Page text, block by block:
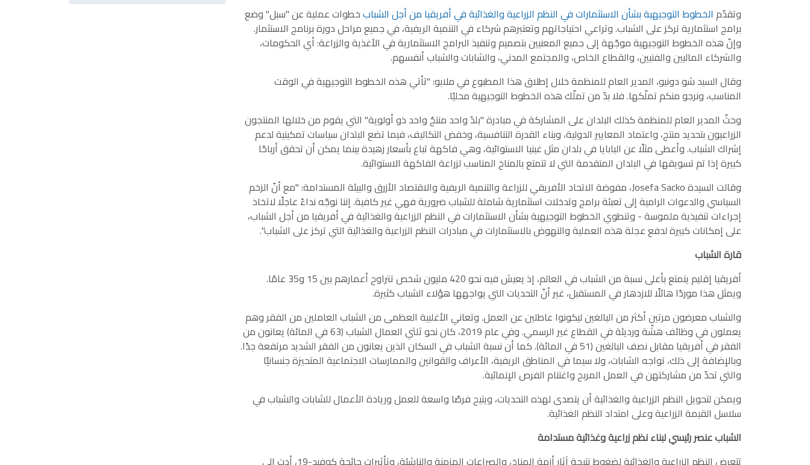
وتقدّم الخطوط التوجيهية بشأن الاستثمارات في النظم الزراعية والغذائية في أفريقيا من أجل الشبابخطوات عملية عن "سبل" وضع
برامج استثمارية تركز على الشباب. وتراعي احتياجاتهم وتعتبرهم شركاء في التنمية الريفية، في جميع مراحل دورة برنامج الاستثمار.
وإنّ هذه الخطوط التوجيهية موجّهة إلى جميع المعنيين بتصميم وتنفيذ البرامج الاستثمارية في الأغذية والزراعة: أي الحكومات،
والشركاء الماليين والفنيين، والقطاع الخاص، والمجتمع المدني، والشابات والشباب أنفسهم.
وقال السيد شو دونيو، المدير العام للمنظمة خلال إطلاق هذا المطبوع في ملابو: "تأتي هذه الخطوط التوجيهية في الوقت
المناسب، ونرجو منكم تملّكها. فلا بدّ من تملّك هذه الخطوط التوجيهية محليًا.
وحثّ المدير العام للمنظمة كذلك البلدان على المشاركة في مبادرة "بلدٌ واحد منتجٌ واحد ذو أولوية" التي يقوم من خلالها المنتجون
الزراعيون بتحديد منتج، واعتماد المعايير الدولية، وبناء القدرة التنافسية، وخفض التكاليف، فيما تضع البلدان سياسات تمكينية لدعم
إشراك الشباب. وأعطى مثلًا عن البابايا في بلدان مثل غينيا الاستوائية، وهي فاكهة تباع بأسعار زهيدة بينما يمكن أن تحقق أرباحًا
كبيرة إذا تم تسويقها في البلدان المتقدمة التي لا تتمتع بالمناخ المناسب لزراعة الفاكهة الاستوائية.
وقالت السيدة Josefa Sacko، مفوضة الاتحاد الأفريقي للزراعة والتنمية الريفية والاقتصاد الأزرق والبيئة المستدامة: "مع أنّ الزخم
السياسي والدعوات الرامية إلى تعبئة برامج وتدخلات استثمارية شاملة للشباب ضرورية فهي غير كافية. إننا نوجّه نداءً عاجلًا لاتخاذ
إجراءات تنفيذية ملموسة - وتنطوي الخطوط التوجيهية بشأن الاستثمارات في النظم الزراعية والغذائية في أفريقيا من أجل الشباب،
على إمكانات كبيرة لدفع عجلة هذه العملية والنهوض بالاستثمارات في مبادرات النظم الزراعية والغذائية التي تركز على الشباب".
قارة الشباب
أفريقيا إقليم يتمتع بأعلى نسبة من الشباب في العالم، إذ يعيش فيه نحو 420 مليون شخص تتراوح أعمارهم بين 15 و35 عامًا.
ويمثل هذا موردًا هائلًا للازدهار في المستقبل، غير أنّ التحديات التي يواجهها هؤلاء الشباب كثيرة.
والشباب معرضون مرتين أكثر من البالغين ليكونوا عاطلين عن العمل. وتعاني الأغلبية العظمى من الشباب العاملين من الفقر وهم
يعملون في وظائف هشّة ورديئة في القطاع غير الرسمي. وفي عام 2019، كان نحو ثلثي العمال الشباب (63 في المائة) يعانون من
الفقر في أفريقيا مقابل نصف البالغين (51 في المائة). كما أن نسبة الشباب في السكان الذين يعانون من الفقر الشديد مرتفعة جدًا.
وبالإضافة إلى ذلك، تواجه الشابات، ولا سيما في المناطق الريفية، الأعراف والقوانين والممارسات الاجتماعية المتحيزة جنسانيًا
والتي تحدّ من مشاركتهن في العمل المربح واغتنام الفرص الإنمائية.
ويمكن لتحويل النظم الزراعية والغذائية أن يتصدى لهذه التحديات، ويتيح فرصًا واسعة للعمل وريادة الأعمال للشابات والشباب في
سلاسل القيمة الزراعية وعلى امتداد النظم الغذائية.
الشباب عنصر رئيسي لبناء نظم زراعية وغذائية مستدامة